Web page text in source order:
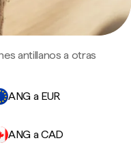
antillanos a otras
ANG a EUR
ANG a CAD